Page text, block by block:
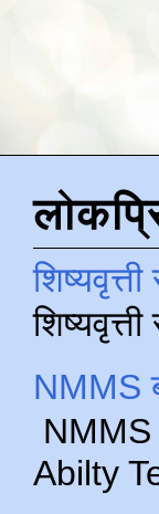
NMMS
NMMS
Abilty